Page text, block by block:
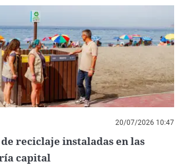
20/07/2026 10:47
reciclaje instaladas en las
capital